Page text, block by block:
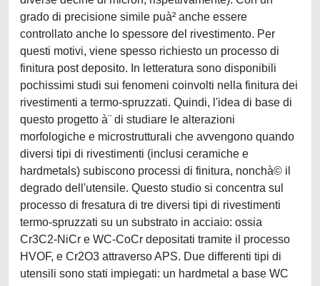
grado di precisione simile puà² anche essere
controllato anche lo spessore del rivestimento. Per
questi motivi, viene spesso richiesto un processo di
finitura post deposito. In letteratura sono disponibili
pochissimi studi sui fenomeni coinvolti nella finitura dei
rivestimenti a termo-spruzzati. Quindi, l'idea di base di
questo progetto à¨ di studiare le alterazioni
morfologiche e microstrutturali che avvengono quando
diversi tipi di rivestimenti (inclusi ceramiche e
hardmetals) subiscono processi di finitura, nonchà© il
degrado dell'utensile. Questo studio si concentra sul
processo di fresatura di tre diversi tipi di rivestimenti
termo-spruzzati su un substrato in acciaio: ossia
Cr3C2-NiCr e WC-CoCr depositati tramite il processo
HVOF, e Cr2O3 attraverso APS. Due differenti tipi di
utensili sono stati impiegati: un hardmetal a base WC